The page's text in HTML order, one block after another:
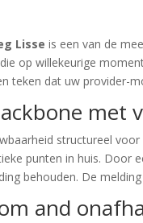
Lisse is een van de
op willekeurige
teken dat uw provider-
met
structureel
punten in huis. Door
behouden. De
and